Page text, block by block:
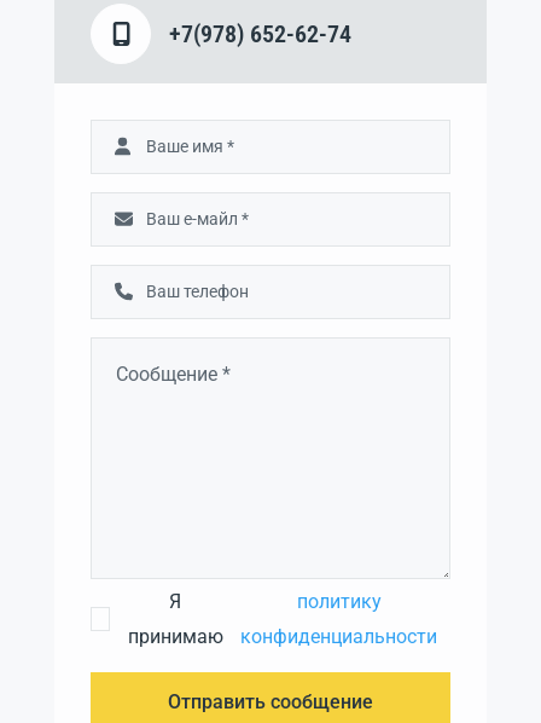
+7(978) 652-62-74
Я
принимаю
политику
конфиденциальности
Отправить сообщение